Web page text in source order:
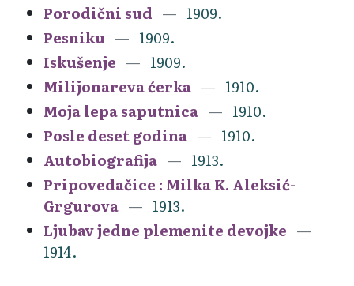
Porodični sud
1909.
Pesniku
1909.
Iskušenje
1909.
Milijonareva ćerka
1910.
Moja lepa saputnica
1910.
Posle deset godina
1910.
Autobiografija
1913.
Pripovedačice : Milka K. Aleksić-
Grgurova
1913.
Ljubav jedne plemenite devojke
1914.